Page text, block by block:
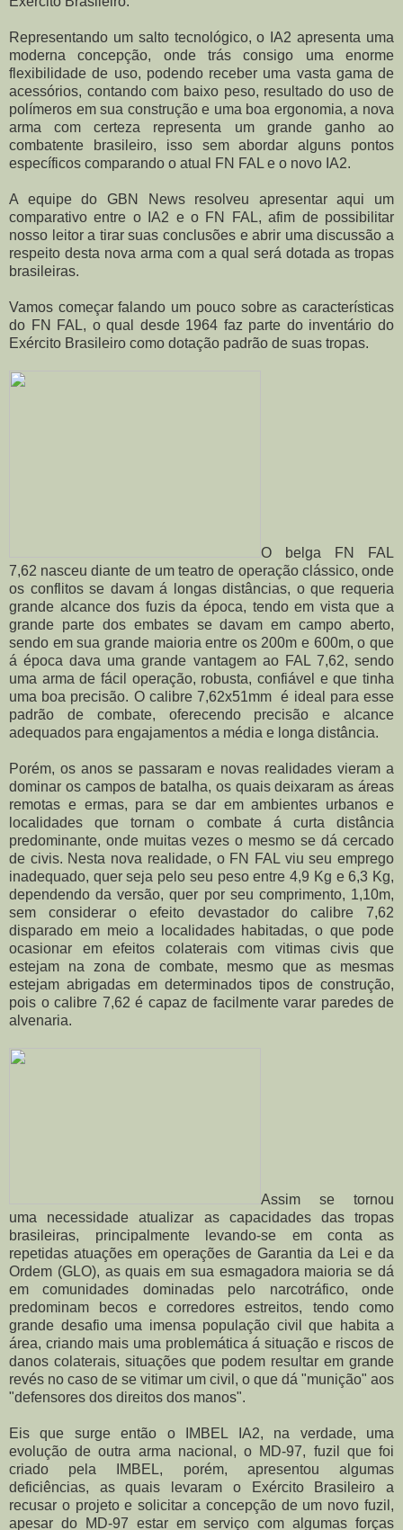
Representando um salto tecnológico, o IA2 apresenta uma
moderna concepção, onde trás consigo uma enorme
flexibilidade de uso, podendo receber uma vasta gama de
acessórios, contando com baixo peso, resultado do uso de
polímeros em sua construção e uma boa ergonomia, a nova
arma com certeza representa um grande ganho ao
combatente brasileiro, isso sem abordar alguns pontos
específicos comparando o atual FN FAL e o novo IA2.
A equipe do GBN News resolveu apresentar aqui um
comparativo entre o IA2 e o FN FAL, afim de possibilitar
nosso leitor a tirar suas conclusões e abrir uma discussão a
respeito desta nova arma com a qual será dotada as tropas
brasileiras.
Vamos começar falando um pouco sobre as características
do FN FAL, o qual desde 1964 faz parte do inventário do
Exército Brasileiro como dotação padrão de suas tropas.
O belga FN FAL
7,62 nasceu diante de um teatro de operação clássico, onde
os conflitos se davam á longas distâncias, o que requeria
grande alcance dos fuzis da época, tendo em vista que a
grande parte dos embates se davam em campo aberto,
sendo em sua grande maioria entre os 200m e 600m, o que
á época dava uma grande vantagem ao FAL 7,62, sendo
uma arma de fácil operação, robusta, confiável e que tinha
uma boa precisão. O calibre 7,62x51mm é ideal para esse
padrão de combate, oferecendo precisão e alcance
adequados para engajamentos a média e longa distância.
Porém, os anos se passaram e novas realidades vieram a
dominar os campos de batalha, os quais deixaram as áreas
remotas e ermas, para se dar em ambientes urbanos e
localidades que tornam o combate á curta distância
predominante, onde muitas vezes o mesmo se dá cercado
de civis. Nesta nova realidade, o FN FAL viu seu emprego
inadequado, quer seja pelo seu peso entre 4,9 Kg e 6,3 Kg,
dependendo da versão, quer por seu comprimento, 1,10m,
sem considerar o efeito devastador do calibre 7,62
disparado em meio a localidades habitadas, o que pode
ocasionar em efeitos colaterais com vitimas civis que
estejam na zona de combate, mesmo que as mesmas
estejam abrigadas em determinados tipos de construção,
pois o calibre 7,62 é capaz de facilmente varar paredes de
alvenaria.
Assim se tornou
uma necessidade atualizar as capacidades das tropas
brasileiras, principalmente levando-se em conta as
repetidas atuações em operações de Garantia da Lei e da
Ordem (GLO), as quais em sua esmagadora maioria se dá
em comunidades dominadas pelo narcotráfico, onde
predominam becos e corredores estreitos, tendo como
grande desafio uma imensa população civil que habita a
área, criando mais uma problemática á situação e riscos de
danos colaterais, situações que podem resultar em grande
revés no caso de se vitimar um civil, o que dá "munição" aos
"defensores dos direitos dos manos".
Eis que surge então o IMBEL IA2, na verdade, uma
evolução de outra arma nacional, o MD-97, fuzil que foi
criado pela IMBEL, porém, apresentou algumas
deficiências, as quais levaram o Exército Brasileiro a
recusar o projeto e solicitar a concepção de um novo fuzil,
apesar do MD-97 estar em serviço com algumas forças